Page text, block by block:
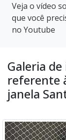
Veja o vídeo
que você
no Youtube
Galeria
referente
janela